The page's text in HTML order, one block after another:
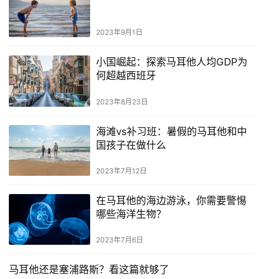
2023年9月1日
小国崛起：探索马耳他人均GDP为
何超越西班牙
2023年8月23日
海滩vs补习班：暑假的马耳他和中
国孩子在做什么
2023年7月12日
在马耳他的海边游泳，你需要警惕
哪些海洋生物？
2023年7月6日
马耳他还是塞浦路斯？看这篇就够了